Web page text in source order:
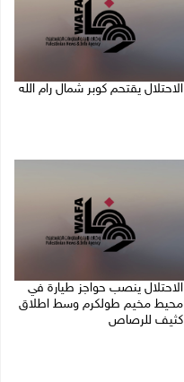
الاحتلال يقتحم كوبر شمال رام الله
الاحتلال ينصب حواجز طيارة في
محيط مخيم طولكرم وسط اطلاق
كثيف للرصاص